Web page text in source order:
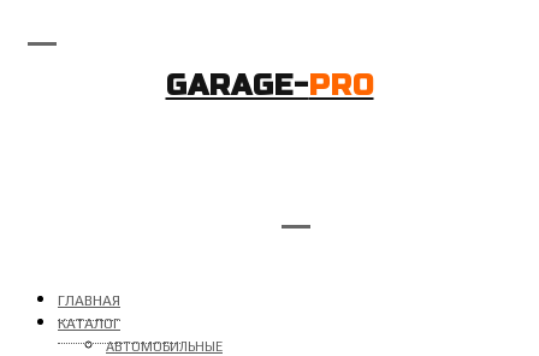
GARAGE-PRO
ГЛАВНАЯ
КАТАЛОГ
АВТОМОБИЛЬНЫЕ